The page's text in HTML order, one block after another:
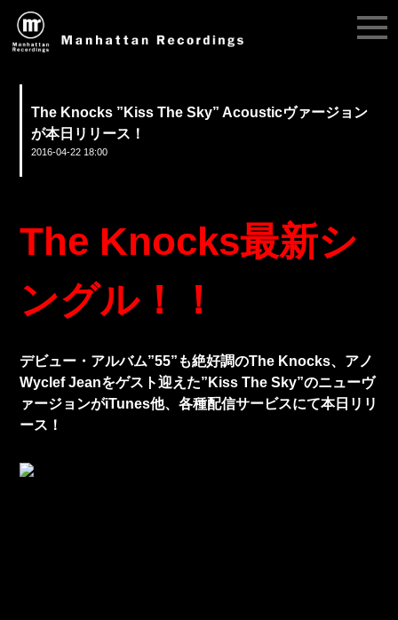
The Knocks ”Kiss The Sky” Acousticヴァージョン
が本日リリース！
2016-04-22 18:00
The Knocks最新シ
ングル！！
デビュー・アルバム”55”も絶好調のThe Knocks、アノ
Wyclef Jeanをゲスト迎えた”Kiss The Sky”のニューヴ
ァージョンがiTunes他、各種配信サービスにて本日リリ
ース！